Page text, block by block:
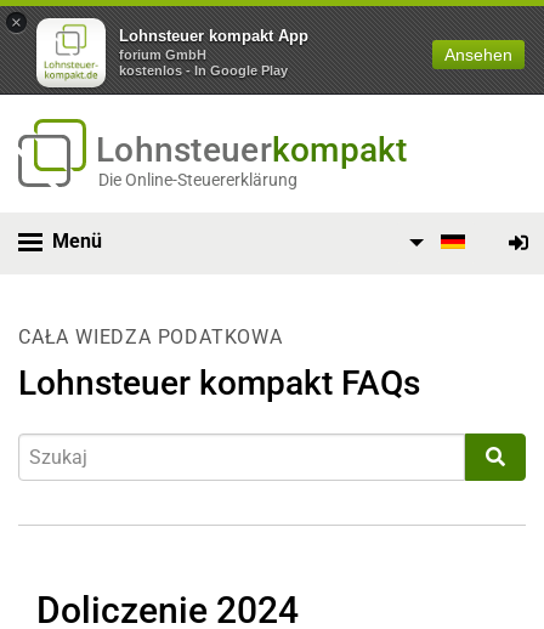
×
Lohnsteuer kompakt App
forium GmbH
kostenlos - In Google Play
Ansehen
Lohnsteuerkompakt
Die Online-Steuererklärung
Menü
CAŁA WIEDZA PODATKOWA
Lohnsteuer kompakt FAQs
Doliczenie 2024